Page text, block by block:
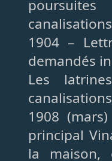
1904 –
demandés
Les
1908
principal
la maison,